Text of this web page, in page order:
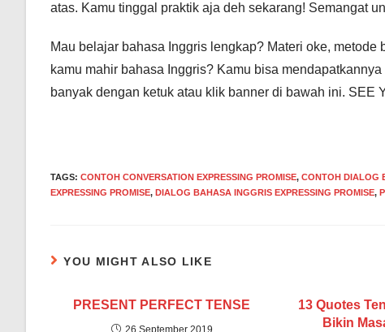
atas. Kamu tinggal praktik aja deh sekarang! Semangat
Mau belajar bahasa Inggris lengkap? Materi oke,
kamu mahir bahasa Inggris? Kamu bisa
banyak dengan ketuk atau klik banner di bawah ini. SEE
TAGS: CONTOH CONVERSATION EXPRESSING PROMISE, CONTOH DIALOG
EXPRESSING PROMISE, DIALOG BAHASA INGGRIS EXPRESSING PROMISE,
YOU MIGHT ALSO LIKE
PRESENT PERFECT TENSE
26 September 2019
13 Quotes
Bikin